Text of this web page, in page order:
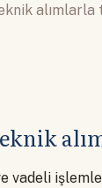
alımlarla
vadeli